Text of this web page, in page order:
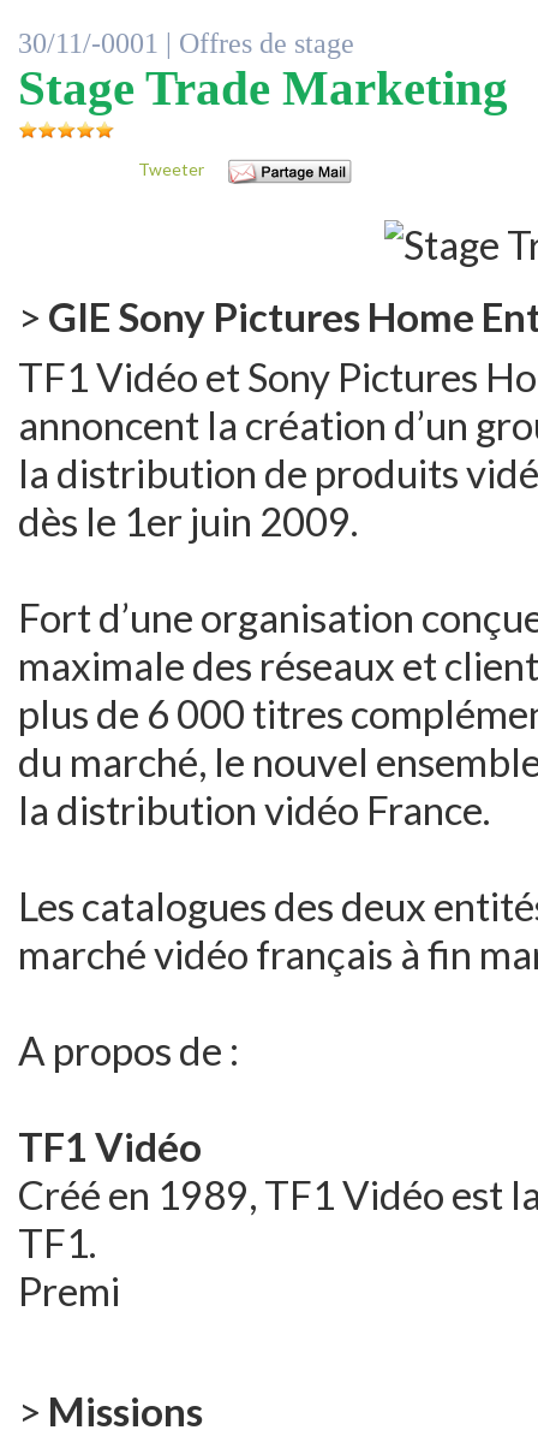
30/11/-0001 | Offres de stage
Stage Trade Marketing
Tweeter
> GIE Sony Pictures Home
TF1 Vidéo et Sony Pictures
annoncent la création d’un
la distribution de produits
dès le 1er juin 2009.
Fort d’une organisation
maximale des réseaux et
plus de 6 000 titres
du marché, le nouvel
la distribution vidéo France.
Les catalogues des deux
marché vidéo français à fin
A propos de :
TF1 Vidéo
Créé en 1989, TF1 Vidéo est
TF1.
Premi
> Missions